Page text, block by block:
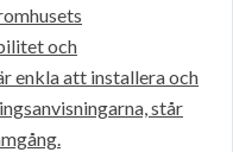
och
enkla att installera och
står